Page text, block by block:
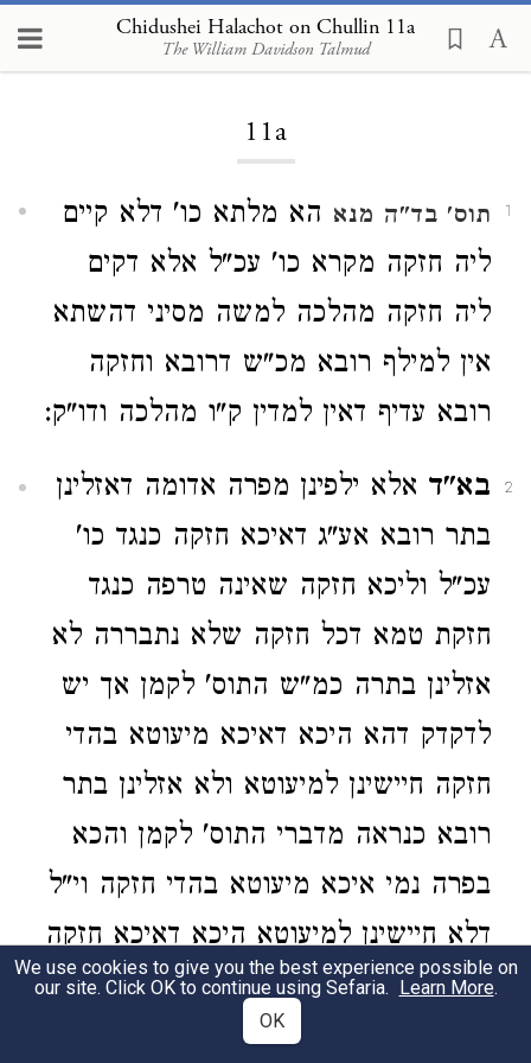
Chidushei Halachot on Chullin 11a
The William Davidson Talmud
Loading...
11a
1 תוס' בד"ה מנא הא מלתא כו' דלא קיים
ליה חזקה מקרא כו' עכ"ל אלא דקים
ליה חזקה מהלכה למשה מסיני דהשתא
אין למילף רובא מכ"ש דרובא וחזקה
רובא עדיף דאין למדין ק"ו מהלכה ודו"ק:
2 בא"ד אלא ילפינן מפרה אדומה דאזלינן
בתר רובא אע"ג דאיכא חזקה כנגד כו'
עכ"ל וליכא חזקה שאינה טרפה כנגד
חזקת טמא דכל חזקה שלא נתבררה לא
אזלינן בתרה כמ"ש התוס' לקמן אך יש
לדקדק דהא היכא דאיכא מיעוטא בהדי
חזקה חיישינן למיעוטא ולא אזלינן בתר
רובא כנראה מדברי התוס' לקמן והכא
בפרה נמי איכא מיעוטא בהדי חזקה וי"ל
דלא חיישינן למיעוטא היכא דאיכא חזקה
בהדה אלא מדרבנן אבל מדאורייתא
אזלינן בתר רובא אפילו בדאיכא חזקה
We use cookies to give you the best experience possible on
our site. Click OK to continue using Sefaria. Learn More.
OK